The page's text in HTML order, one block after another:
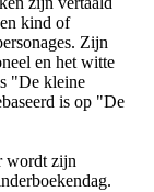
kind of
Zijn
en het witte
"De kleine
is op "De
wordt zijn